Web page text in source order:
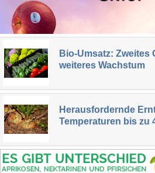
Bio-Umsatz: Zweites
weiteres Wachstum
Herausfordernde
Temperaturen bis zu